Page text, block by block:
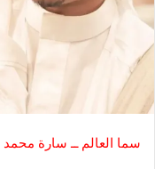
سما العالم ــ سارة محمد